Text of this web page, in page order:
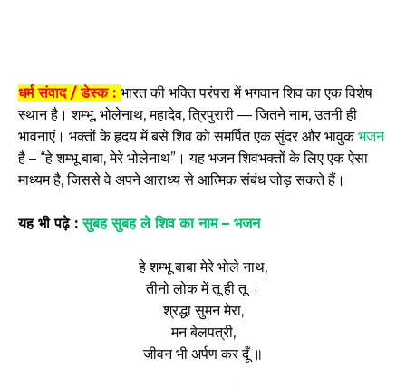
धर्म संवाद / डेस्क : भारत की भक्ति परंपरा में भगवान शिव का एक विशेष
स्थान है। शम्भू, भोलेनाथ, महादेव, त्रिपुरारी — जितने नाम, उतनी ही
भावनाएं। भक्तों के हृदय में बसे शिव को समर्पित एक सुंदर और भावुकभजन
है – “हे शम्भू बाबा, मेरे भोलेनाथ”। यह भजन शिवभक्तों के लिए एक ऐसा
माध्यम है, जिससे वे अपने आराध्य से आत्मिक संबंध जोड़ सकते हैं।
यह भी पढ़े :सुबह सुबह ले शिव का नाम – भजन
हे शम्भू बाबा मेरे भोले नाथ,
तीनो लोक में तू ही तू ।
श्रद्धा सुमन मेरा,
मन बेलपत्री,
जीवन भी अर्पण कर दूँ ॥